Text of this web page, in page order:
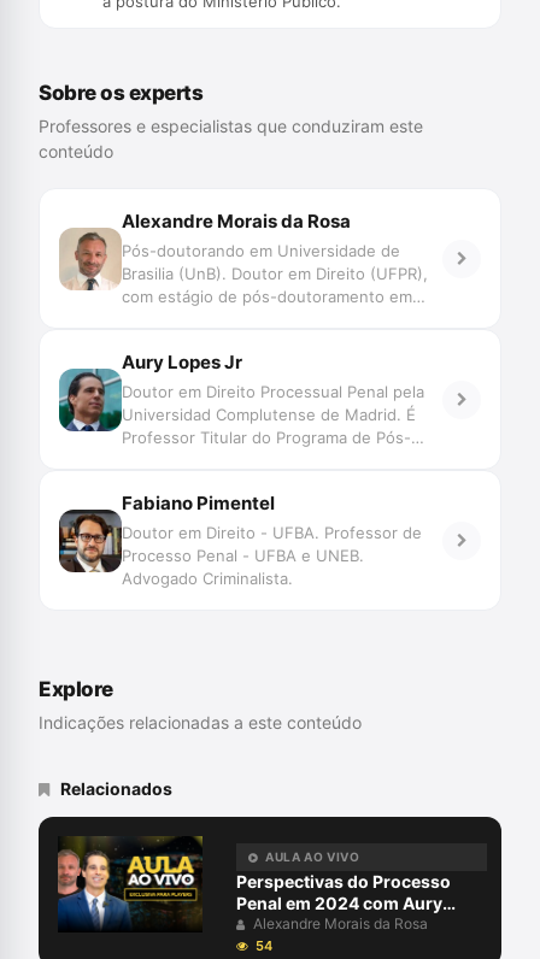
Sobre os experts
Professores e especialistas que conduziram este
conteúdo
Alexandre Morais da Rosa
Pós-doutorando em Universidade de
Brasilia (UnB). Doutor em Direito (UFPR),
com estágio de pós-doutoramento em
Professor do Programa de Graduação,
Mestrado e Doutorado da UNIVALI. Juiz
de Direito do TJSC. Membro Honorário da
Associação Ibero Americana de Direito e
Decisão, Automação e Inteligência
Artificial aplicadas ao Direito Judiciário,
com perspectiva transdisciplinar.
Coordena o Grupo de Pesquisa
SpinLawLab (CNPq UNIVALI)
Aury Lopes Jr
Doutor em Direito Processual Penal pela
Universidad Complutense de Madrid. É
Professor Titular do Programa de Pós-
Pontifícia Universidade Católica do Rio
Grande do Sul. Advogado criminalista.
Membro da Abracrim
Fabiano Pimentel
Doutor em Direito - UFBA. Professor de
Processo Penal - UFBA e UNEB.
Advogado Criminalista.
Explore
Indicações relacionadas a este conteúdo
Relacionados
AULA AO VIVO
Perspectivas do Processo
Penal em 2024 com Aury
Lopes Jr e Alexandre Morais
da Rosa
Alexandre Morais da Rosa
54